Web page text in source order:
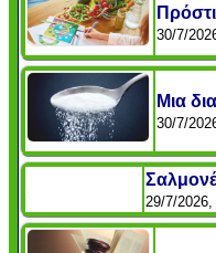
30/7/
Μια
30/7/
29/7/2026,